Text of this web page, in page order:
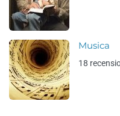
Musica
18